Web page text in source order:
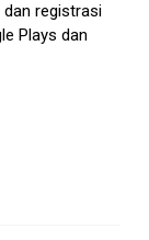
dan registrasi
Plays dan